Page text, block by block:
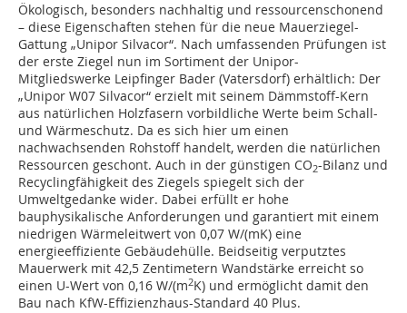
Ökologisch, besonders nachhaltig und ressourcenschonend
– diese Eigenschaften stehen für die neue Mauerziegel-
Gattung „Unipor Silvacor“. Nach umfassenden Prüfungen ist
der erste Ziegel nun im Sortiment der Unipor-
Mitgliedswerke Leipfinger Bader (Vatersdorf) erhältlich: Der
„Unipor W07 Silvacor“ erzielt mit seinem Dämmstoff-Kern
aus natürlichen Holzfasern vorbildliche Werte beim Schall-
und Wärmeschutz. Da es sich hier um einen
nachwachsenden Rohstoff handelt, werden die natürlichen
Ressourcen geschont. Auch in der günstigen CO2-Bilanz und
Recyclingfähigkeit des Ziegels spiegelt sich der
Umweltgedanke wider. Dabei erfüllt er hohe
bauphysikalische Anforderungen und garantiert mit einem
niedrigen Wärmeleitwert von 0,07 W/(mK) eine
energieeffiziente Gebäudehülle. Beidseitig verputztes
Mauerwerk mit 42,5 Zentimetern Wandstärke erreicht so
einen U-Wert von 0,16 W/(m2K) und ermöglicht damit den
Bau nach KfW-Effizienzhaus-Standard 40 Plus.